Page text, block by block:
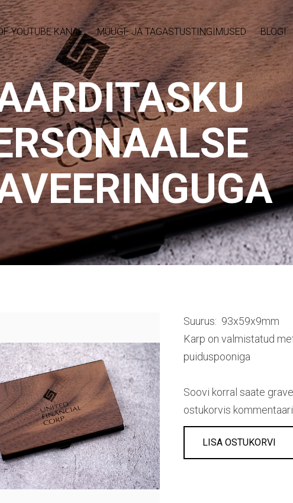
YOUTUBE KANAL MÜÜGI- JA TAGASTUSTINGIMUSED BLOGI
Suurus: 93x59x9mm
Karp on valmistatud
puiduspooniga
Soovi korral saate
ostukorvis
LISA OSTUKORVI